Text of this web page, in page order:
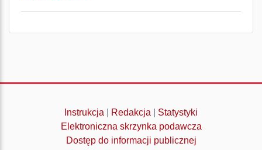
Instrukcja Redakcja
Statystyki
Elektroniczna skrzynka podawcza
Dostęp do informacji publicznej